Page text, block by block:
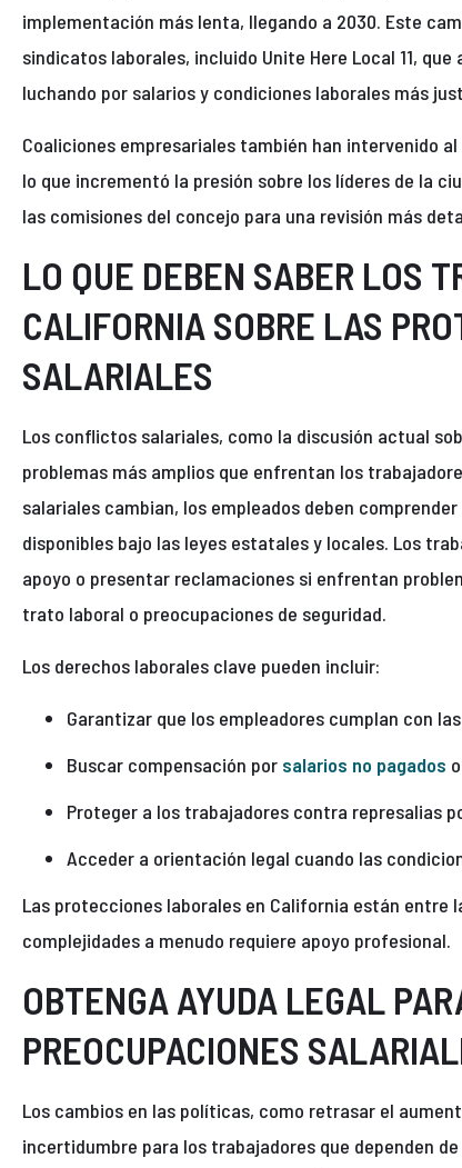
implementación más lenta, llegando a 2030. Este
sindicatos laborales, incluido Unite Here Local 11,
luchando por salarios y condiciones laborales más
Coaliciones empresariales también han intervenido
lo que incrementó la presión sobre los líderes de la
las comisiones del concejo para una revisión más
LO QUE DEBEN SABER LOS
CALIFORNIA SOBRE LAS
SALARIALES
Los conflictos salariales, como la discusión actual
problemas más amplios que enfrentan los
salariales cambian, los empleados deben
disponibles bajo las leyes estatales y locales. Los
apoyo o presentar reclamaciones si enfrentan
trato laboral o preocupaciones de seguridad.
Los derechos laborales clave pueden incluir:
Garantizar que los empleadores cumplan con
Buscar compensación por salarios no pagados
Proteger a los trabajadores contra represalias
Acceder a orientación legal cuando las
Las protecciones laborales en California están entre
complejidades a menudo requiere apoyo profesional.
OBTENGA AYUDA LEGAL
PREOCUPACIONES
Los cambios en las políticas, como retrasar el
incertidumbre para los trabajadores que dependen